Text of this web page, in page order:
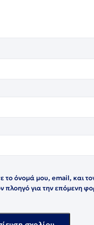
το όνομά μου, email, και
πλοηγό για την επόμενη